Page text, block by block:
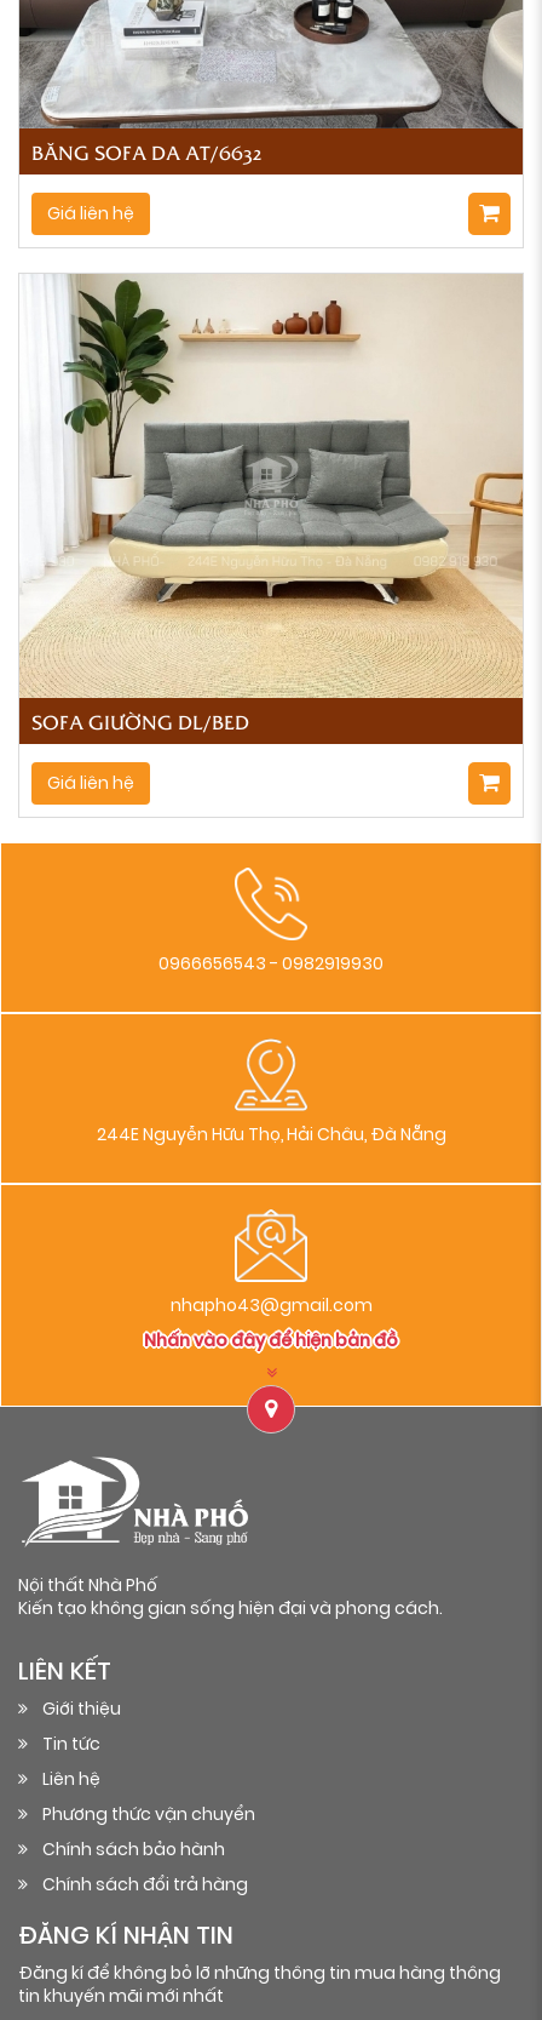
BĂNG SOFA DA AT/6632
Giá liên hệ
SOFA GIƯỜNG DL/BED
Giá liên hệ
0966656543 - 0982919930
244E Nguyễn Hữu Thọ, Hải Châu, Đà Nẵng
nhapho43@gmail.com
Nhấn vào đây để hiện bản đồ
Nội thất Nhà Phố
Kiến tạo không gian sống hiện đại và phong cách.
LIÊN KẾT
Giới thiệu
Tin tức
Liên hệ
Phương thức vận chuyển
Chính sách bảo hành
Chính sách đổi trả hàng
ĐĂNG KÍ NHẬN TIN
Đăng kí để không bỏ lỡ những thông tin mua hàng thông
tin khuyến mãi mới nhất